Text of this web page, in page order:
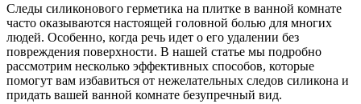
Следы силиконового герметика на плитке в ванной комнате
часто оказываются настоящей головной болью для многих
людей. Особенно, когда речь идет о его удалении без
повреждения поверхности. В нашей статье мы подробно
рассмотрим несколько эффективных способов, которые
помогут вам избавиться от нежелательных следов силикона и
придать вашей ванной комнате безупречный вид.